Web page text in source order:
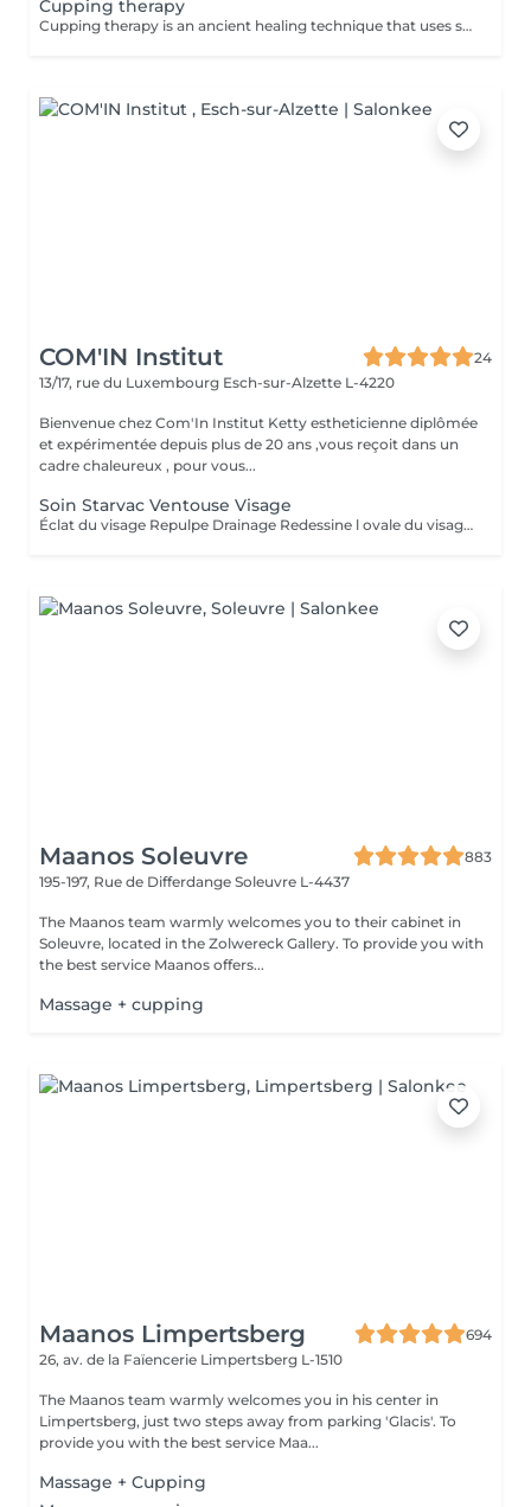
Cupping therapy
Cupping therapy is an ancient healing technique that uses special cups to create gentle suction on the skin. This suction promotes blood flow, relieves muscle tension, reduces inflammation, and supports deep relaxation. The treatment can help release toxins, improve circulation, and ease chronic pain or stiffness. *Please note that cupping therapy could just be added to a massage service with includes back massage.
COM'IN Institut
24
13/17, rue du Luxembourg Esch-sur-Alzette L-4220
Bienvenue chez Com'In Institut Ketty estheticienne diplômée
et expérimentée depuis plus de 20 ans ,vous reçoit dans un
cadre chaleureux , pour vous...
Soin Starvac Ventouse Visage
Éclat du visage Repulpe Drainage Redessine l ovale du visage Nettoyage du visage ,traitement ventouse et application d'une crème
Maanos Soleuvre
883
195-197, Rue de Differdange Soleuvre L-4437
The Maanos team warmly welcomes you to their cabinet in
Soleuvre, located in the Zolwereck Gallery. To provide you with
the best service Maanos offers...
Massage + cupping
Maanos Limpertsberg
694
26, av. de la Faïencerie Limpertsberg L-1510
The Maanos team warmly welcomes you in his center in
Limpertsberg, just two steps away from parking 'Glacis'. To
provide you with the best service Maa...
Massage + Cupping